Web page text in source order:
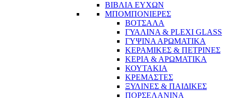
ΒΙΒΛΙΑ ΕΥΧΩΝ
ΜΠΟΜΠΟΝΙΕΡΕΣ
ΒΟΤΣΑΛΑ
ΓΥΑΛΙΝΑ & PLEXI GLASS
ΓΥΨΙΝΑ ΑΡΩΜΑΤΙΚΑ
ΚΕΡΑΜΙΚΕΣ & ΠΕΤΡΙΝΕΣ
ΚΕΡΙΑ & ΑΡΩΜΑΤΙΚΑ
ΚΟΥΤΑΚΙΑ
ΚΡΕΜΑΣΤΕΣ
ΞΥΛΙΝΕΣ & ΠΑΙΔΙΚΕΣ
ΠΟΡΣΕΛΑΝΙΝΑ